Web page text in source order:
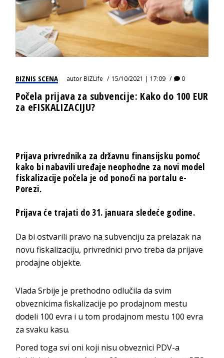
BIZNIS SCENA autorBIZLife 15/10/2021 | 17:09 0
Počela prijava za subvencije: Kako do 100 EUR
za eFISKALIZACIJU?
Prijava privrednika za državnu finansijsku pomoć
kako bi nabavili uređaje neophodne za novi model
fiskalizacije počela je od ponoći na portalu e-
Porezi.
Prijava će trajati do 31. januara sledeće godine.
Da bi ostvarili pravo na subvenciju za prelazak na
novu fiskalizaciju, privrednici prvo treba da prijave
prodajne objekte.
Vlada Srbije je prethodno odlučila da svim
obveznicima fiskalizacije po prodajnom mestu
dodeli 100 evra i u tom prodajnom mestu 100 evra
za svaku kasu.
Pored toga svi oni koji nisu obveznici PDV-a